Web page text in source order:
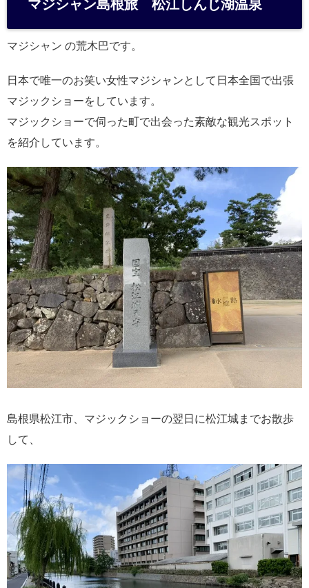
a
マジシャン島根旅 松江しんじ湖温泉
マジシャン の荒木巴です。
日本で唯一のお笑い女性マジシャンとして日本全国で出張
マジックショーをしています。
マジックショーで伺った町で出会った素敵な観光スポット
を紹介しています。
島根県松江市、マジックショーの翌日に松江城までお散歩
して、